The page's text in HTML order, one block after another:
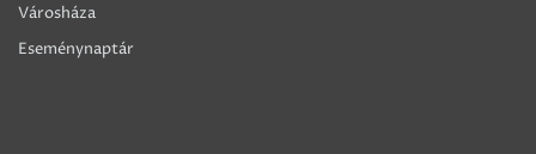
Városháza
Eseménynaptár